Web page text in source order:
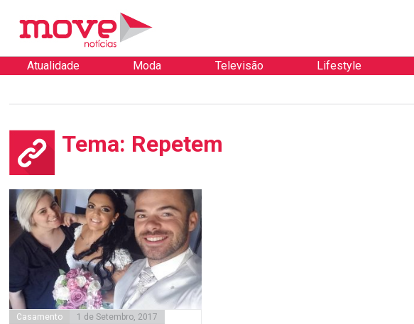
Atualidade Moda Televisão Lifestyle
Tema: Repetem
Casamento 1 de Setembro, 2017